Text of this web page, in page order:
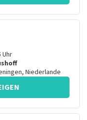
Uhr
, Niederlande